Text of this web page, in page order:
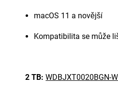
macOS 11 a novější
Kompatibilita se může
2 TB: WDBJXT0020BGN-